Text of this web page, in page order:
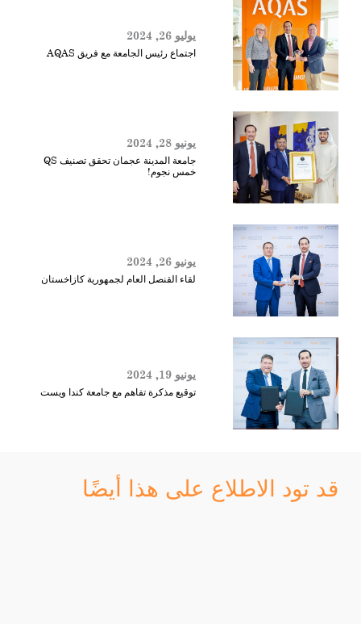
يوليو 26, 2024
اجتماع رئيس الجامعة مع فريق AQAS
يونيو 28, 2024
جامعة المدينة عجمان تحقق تصنيف QS
خمس نجوم!
يونيو 26, 2024
لقاء القنصل العام لجمهورية كازاخستان
يونيو 19, 2024
توقيع مذكرة تفاهم مع جامعة كندا ويست
قد تود الاطلاع على هذا أيضًا